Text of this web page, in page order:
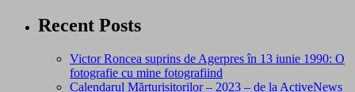
Recent Posts
Victor Roncea suprins de Agerpres în 13 iunie 1990: O
fotografie cu mine fotografiind
Calendarul Mărturisitorilor – 2023 – de la ActiveNews